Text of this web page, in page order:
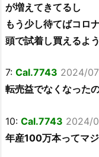
が増えてきてるし
もう少し待てばコロ
頭で試着し買えるよ
7: Cal.7743 2024/
転売益でなくなった
10: Cal.7743 2024/
年産100万本ってマ